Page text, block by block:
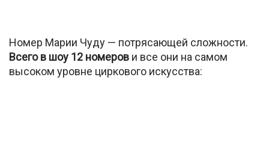
Номер Марии Чуду — потрясающей сложности.
Всего в шоу 12 номеров и все они на самом
высоком уровне циркового искусства: